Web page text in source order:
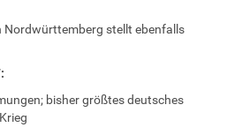
Nordwürttemberg stellt ebenfalls
bisher größtes deutsches